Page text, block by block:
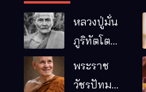
หลวงปู่มั่น
ภูริทัตโต
พระอริยเจ้า
ผู้เป็นบิดา
พระราช
วัชรปัทม